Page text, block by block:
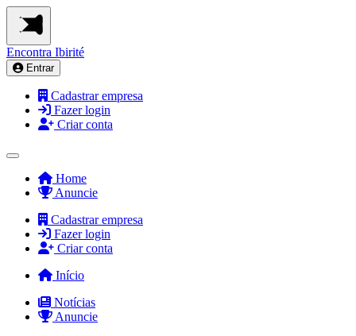
Encontra Ibirité
Entrar
Cadastrar empresa
Fazer login
Criar conta
Home
Anuncie
Cadastrar empresa
Fazer login
Criar conta
Início
Notícias
Anuncie